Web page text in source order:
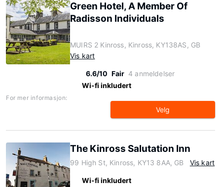
Green Hotel, A Member Of
Radisson Individuals
MUIRS 2 Kinross, Kinross, KY138AS, GB
Vis kart
6.6/10 Fair 4 anmeldelser
Wi-fi inkludert
For mer informasjon:
Velg
The Kinross Salutation Inn
99 High St, Kinross, KY13 8AA, GB Vis kart
Wi-fi inkludert